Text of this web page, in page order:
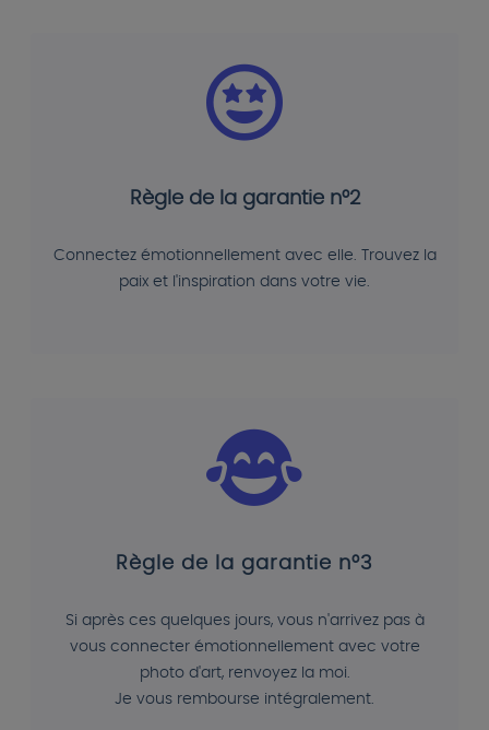
Règle de la garantie n°2
Connectez émotionnellement avec elle. Trouvez la
paix et l'inspiration dans votre vie.
Règle de la garantie n°3
Si après ces quelques jours, vous n'arrivez pas à
vous connecter émotionnellement avec votre
photo d'art, renvoyez la moi.
Je vous rembourse intégralement.